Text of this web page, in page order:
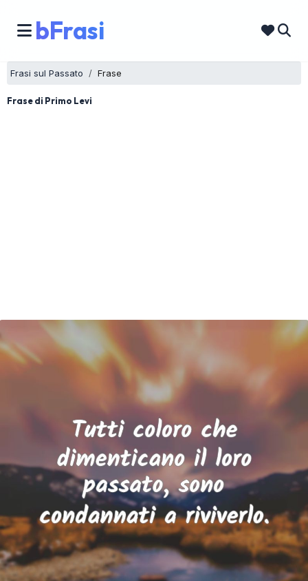
bFrasi
Frasi sul Passato Frase
Frase di Primo Levi